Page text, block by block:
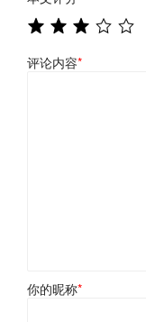
评论内容*
你的昵称*